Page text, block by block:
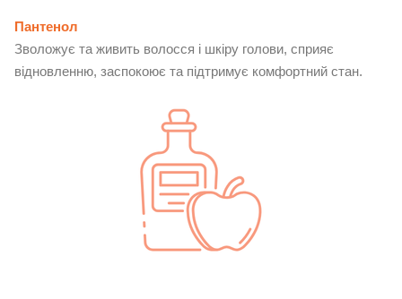
Пантенол
Зволожує та живить волосся і шкіру голови, сприяє
відновленню, заспокоює та підтримує комфортний стан.